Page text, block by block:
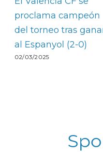
proclama campeón
del torneo tras
al Espanyol (2-0)
02/03/2025